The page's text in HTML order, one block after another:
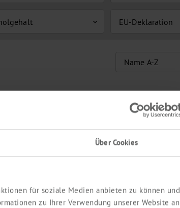
Über Cookies
für soziale Medien anbieten zu können und
zu Ihrer Verwendung unserer Website an
expand_more EU-Deklaration